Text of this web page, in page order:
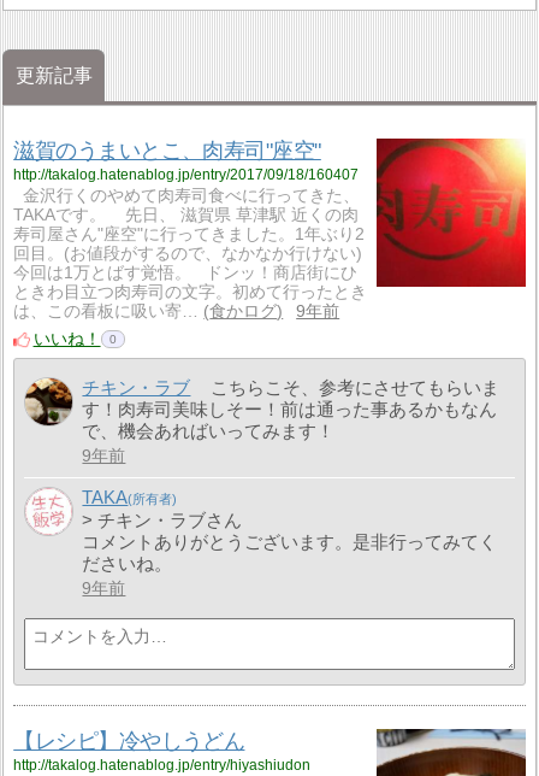
更新記事
滋賀のうまいとこ、肉寿司"座空"
http://takalog.hatenablog.jp/entry/2017/09/18/160407
金沢行くのやめて肉寿司食べに行ってきた、
TAKAです。 先日、 滋賀県 草津駅 近くの肉
寿司屋さん"座空"に行ってきました。1年ぶり2
回目。(お値段がするので、なかなか行けない)
今回は1万とばす覚悟。 ドンッ！商店街にひ
ときわ目立つ肉寿司の文字。初めて行ったとき
は、この看板に吸い寄…
食かログ
9年前
いいね！
0
チキン・ラブ
こちらこそ、参考にさせてもらいま
す！肉寿司美味しそー！前は通った事あるかもなん
で、機会あればいってみます！
9年前
TAKA
> チキン・ラブさん
コメントありがとうございます。是非行ってみてく
ださいね。
9年前
【レシピ】冷やしうどん
http://takalog.hatenablog.jp/entry/hiyashiudon